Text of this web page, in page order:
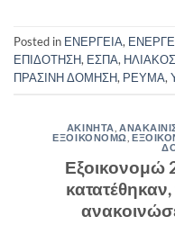
Posted in ΕΝΕΡΓΕΙΑ,
ΕΠΙΔΟΤΗΣΗ, ΕΣΠΑ,
ΠΡΑΣΙΝΗ ΔΟΜΗΣΗ, ΡΕΥΜΑ,
ΑΚΙΝΗΤΑ
ΕΞΟΙΚΟΝΟΜΩ ,
Εξοικονομώ